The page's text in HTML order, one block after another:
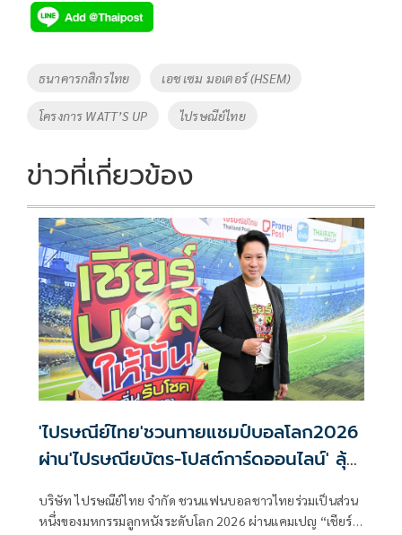
e
b
o
k
tt
er
p
y
n
k
Tags
ธนาคารกสิกรไทย เอช เซม มอเตอร์ (HSEM)
โครงการ WATT’S UP ไปรษณีย์ไทย
ข่าวที่เกี่ยวข้อง
'ไปรษณีย์ไทย'ชวนทายแชมป์บอลโลก2026
ผ่าน'ไปรษณียบัตร-โปสต์การ์ดออนไลน์' ลุ้น
บริษัท ไปรษณีย์ไทย จำกัด ชวนแฟนบอลชาวไทยร่วมเป็นส่วน
หนึ่งของมหกรรมลูกหนังระดับโลก 2026 ผ่านแคมเปญ “เชียร์